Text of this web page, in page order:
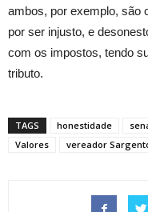
ambos, por exemplo, são
por ser injusto, e
com os impostos, tendo
tributo.
TAGS honestidade
Valores
vereador